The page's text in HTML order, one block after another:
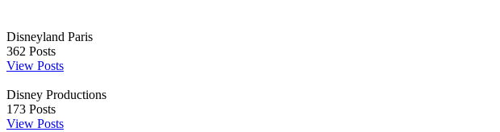
Disneyland Paris
362 Posts
View Posts
Disney Productions
173 Posts
View Posts